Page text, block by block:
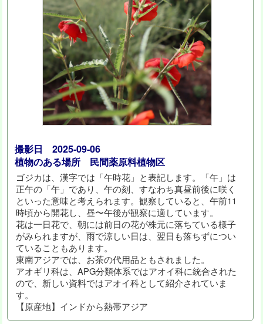
撮影日 2025-09-06
植物のある場所 民間薬原料植物区
ゴジカは、漢字では「午時花」と表記します。「午」は
正午の「午」であり、午の刻、すなわち真昼前後に咲く
といった意味と考えられます。観察していると、午前11
時頃から開花し、昼〜午後が観察に適しています。
花は一日花で、朝には前日の花が株元に落ちている様子
がみられますが、雨で涼しい日は、翌日も落ちずについ
ていることもあります。
東南アジアでは、お茶の代用品ともされました。
アオギリ科は、APG分類体系ではアオイ科に統合された
ので、新しい資料ではアオイ科として紹介されていま
す。
【原産地】インドから熱帯アジア